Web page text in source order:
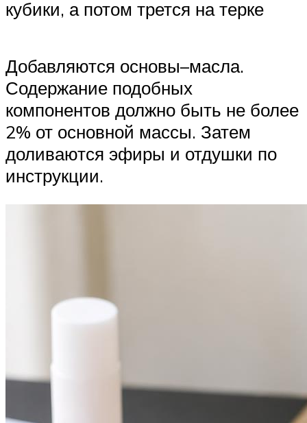
кубики, а потом трется на терке
Добавляются основы–масла.
Содержание подобных
компонентов должно быть не более
2% от основной массы. Затем
доливаются эфиры и отдушки по
инструкции.